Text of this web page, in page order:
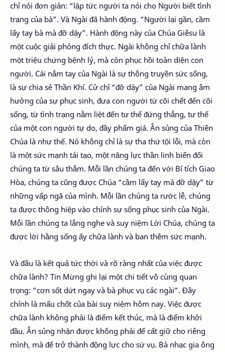
chỉ nói đơn giản: “lập tức người ta nói cho Người biết tình
trạng của bà”. Và Ngài đã hành động. “Người lại gần, cầm
lấy tay bà mà đỡ dậy”. Hành động này của Chúa Giêsu là
một cuộc giải phóng đích thực. Ngài không chỉ chữa lành
một triệu chứng bệnh lý, mà còn phục hồi toàn diện con
người. Cái nắm tay của Ngài là sự thông truyền sức sống,
là sự chia sẻ Thần Khí. Cử chỉ “đỡ dậy” của Ngài mang âm
hưởng của sự phục sinh, đưa con người từ cõi chết đến cõi
sống, từ tình trạng nằm liệt đến tư thế đứng thẳng, tư thế
của một con người tự do, đầy phẩm giá. Ân sủng của Thiên
Chúa là như thế. Nó không chỉ là sự tha thứ tội lỗi, mà còn
là một sức mạnh tái tạo, một năng lực thần linh biến đổi
chúng ta từ sâu thẳm. Mỗi lần chúng ta đến với Bí tích Giao
Hòa, chúng ta cũng được Chúa “cầm lấy tay mà đỡ dậy” từ
những vấp ngã của mình. Mỗi lần chúng ta rước lễ, chúng
ta được thông hiệp vào chính sự sống phục sinh của Ngài.
Mỗi lần chúng ta lắng nghe và suy niệm Lời Chúa, chúng ta
được lời hằng sống ấy chữa lành và ban thêm sức mạnh.
Và đâu là kết quả tức thời và rõ ràng nhất của việc được
chữa lành? Tin Mừng ghi lại một chi tiết vô cùng quan
trọng: “cơn sốt dứt ngay và bà phục vụ các ngài”. Đây
chính là mấu chốt của bài suy niệm hôm nay. Việc được
chữa lành không phải là điểm kết thúc, mà là điểm khởi
đầu. Ân sủng nhận được không phải để cất giữ cho riêng
mình, mà để trở thành động lực cho sứ vụ. Bà nhạc gia ông